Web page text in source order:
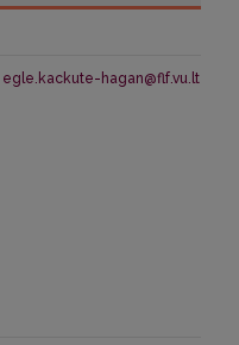
egle.kackute-hagan@flf.vu.lt